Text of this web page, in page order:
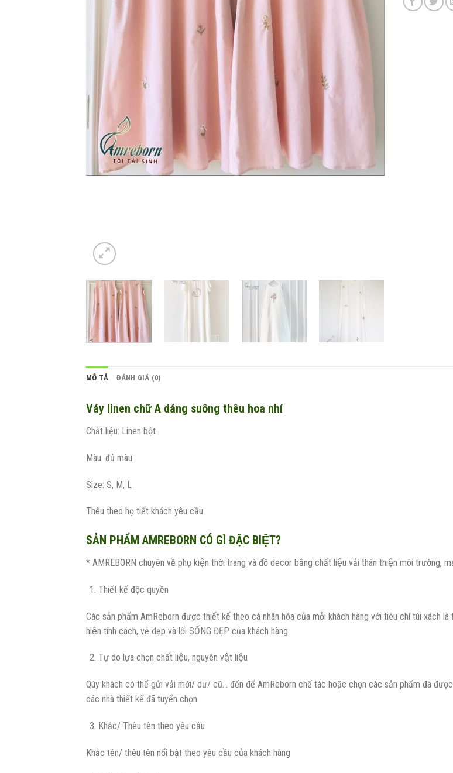
MÔ TẢ ĐÁNH GIÁ (0)
Váy linen chữ A dáng suông thêu hoa nhí
Chất liệu: Linen bột
Màu: đủ màu
Size: S, M, L
Thêu theo họ tiết khách yêu cầu
SẢN PHẨM AMREBORN CÓ GÌ ĐẶC BIỆT?
* AMREBORN chuyên về phụ kiện thời trang và đồ decor bằng chất liệu vải thân thiện môi trường,
Thiết kế độc quyền
Các sản phẩm AmReborn được thiết kế theo cá nhân hóa của mỗi khách hàng với tiêu chí túi xách
hiện tính cách, vẻ đẹp và lối SỐNG ĐẸP của khách hàng
Tự do lựa chọn chất liệu, nguyên vật liệu
Qúy khách có thể gửi vải mới/ dư/ cũ… đến để AmReborn chế tác hoặc chọn các sản phẩm đã
các nhà thiết kế đã tuyển chọn
Khắc/ Thêu tên theo yêu cầu
Khắc tên/ thêu tên nổi bật theo yêu cầu của khách hàng